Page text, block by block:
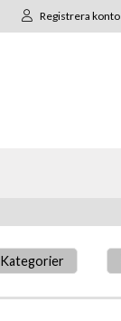
Registrera konto
Kategorier